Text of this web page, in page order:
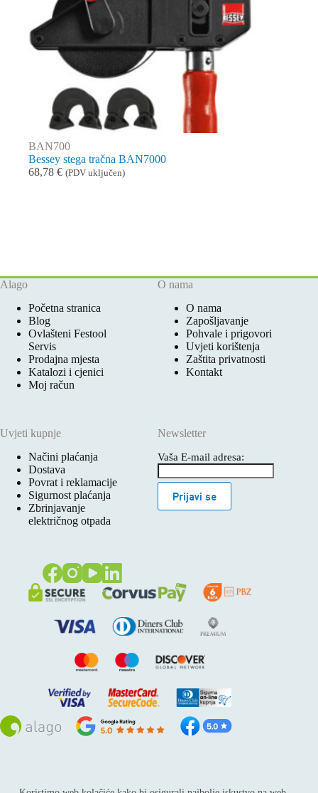
BAN700
Bessey stega tračna BAN7000
68,78 € (PDV uključen)
Alago
Početna stranica
Blog
Ovlašteni Festool
Servis
Prodajna mjesta
Katalozi i cjenici
Moj račun
O nama
O nama
Zapošljavanje
Pohvale i prigovori
Uvjeti korištenja
Zaštita privatnosti
Kontakt
Uvjeti kupnje
Načini plaćanja
Dostava
Povrat i reklamacije
Sigurnost plaćanja
Zbrinjavanje
električnog otpada
Newsletter
Vaša E-mail adresa:
Prijavi se
Sva prava pridržana © 2026 Alago